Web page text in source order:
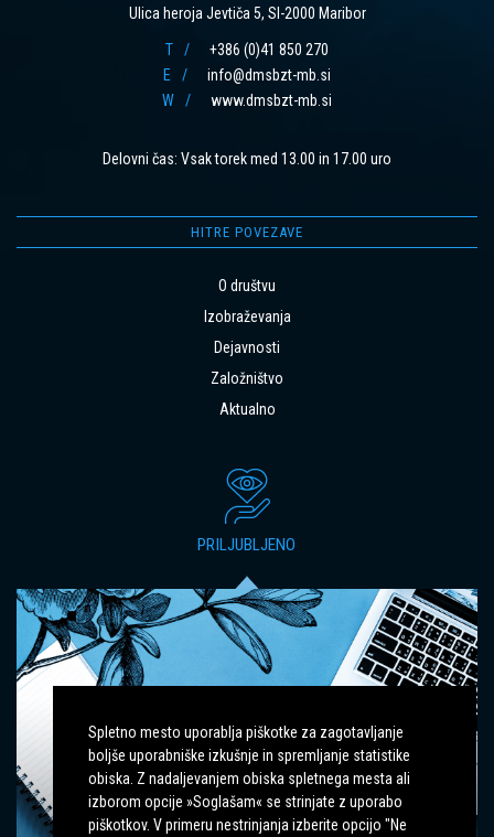
Spletno mesto uporablja piškotke za zagotavljanje
boljše uporabniške izkušnje in spremljanje statistike
obiska. Z nadaljevanjem obiska spletnega mesta ali
izborom opcije »Soglašam« se strinjate z uporabo
piškotkov. V primeru nestrinjanja izberite opcijo "Ne
Ulica heroja Jevtiča 5, SI-2000 Maribor
T
+386 (0)41 850 270
E
info@dmsbzt-mb.si
W
www.dmsbzt-mb.si
Delovni čas: Vsak torek med 13.00 in 17.00 uro
HITRE POVEZAVE
O društvu
Izobraževanja
Dejavnosti
Založništvo
Aktualno
PRILJUBLJENO
IZZIVI PRI KOMUNIKACIJI S TUJE
GOVOREČIMI PACIENTI: STROKOVNI
POSVET